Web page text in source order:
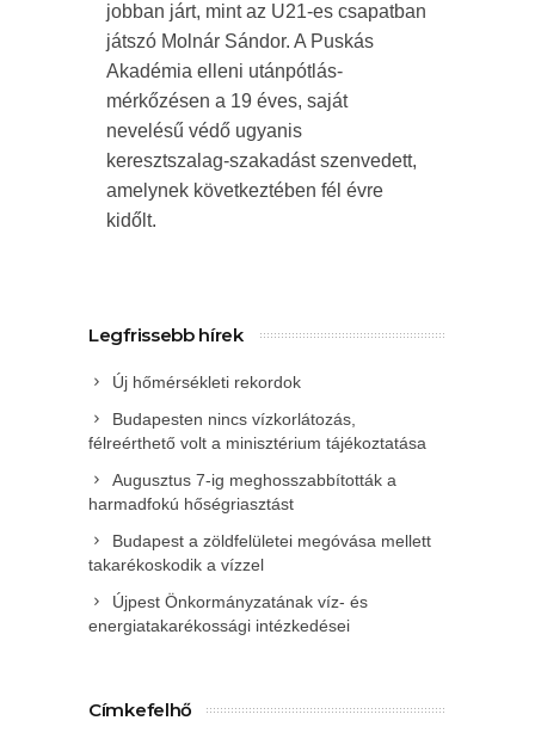
jobban járt, mint az U21-es csapatban
játszó Molnár Sándor. A Puskás
Akadémia elleni utánpótlás-
mérkőzésen a 19 éves, saját
nevelésű védő ugyanis
keresztszalag-szakadást szenvedett,
amelynek következtében fél évre
kidőlt.
Legfrissebb hírek
Új hőmérsékleti rekordok
Budapesten nincs vízkorlátozás,
félreérthető volt a minisztérium tájékoztatása
Augusztus 7-ig meghosszabbították a
harmadfokú hőségriasztást
Budapest a zöldfelületei megóvása mellett
takarékoskodik a vízzel
Újpest Önkormányzatának víz- és
energiatakarékossági intézkedései
Címkefelhő